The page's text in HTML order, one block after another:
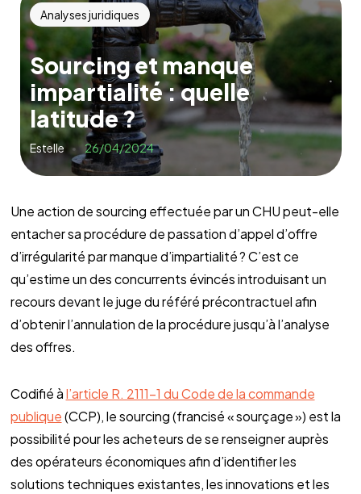
Analyses juridiques
Sourcing et manque
impartialité : quelle
latitude ?
Estelle 26/04/2024
Une action de sourcing effectuée par un CHU peut-elle
entacher sa procédure de passation d’appel d’offre
d’irrégularité par manque d’impartialité ? C’est ce
qu’estime un des concurrents évincés introduisant un
recours devant le juge du référé précontractuel afin
d’obtenir l’annulation de la procédure jusqu’à l’analyse
des offres.
Codifié àl’article R. 2111-1 du Code de la commande
publique(CCP), le sourcing (francisé « sourçage ») est la
possibilité pour les acheteurs de se renseigner auprès
des opérateurs économiques afin d’identifier les
solutions techniques existantes, les innovations et les